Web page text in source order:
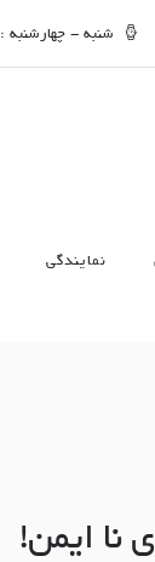
شنبه - چهارشنبه : 17:00 - 09:00
نمایندگی
نا ایمن!